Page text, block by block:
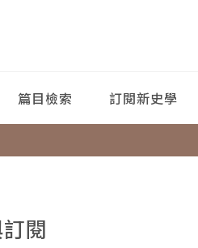
篇目檢索 訂閱新史學
閱